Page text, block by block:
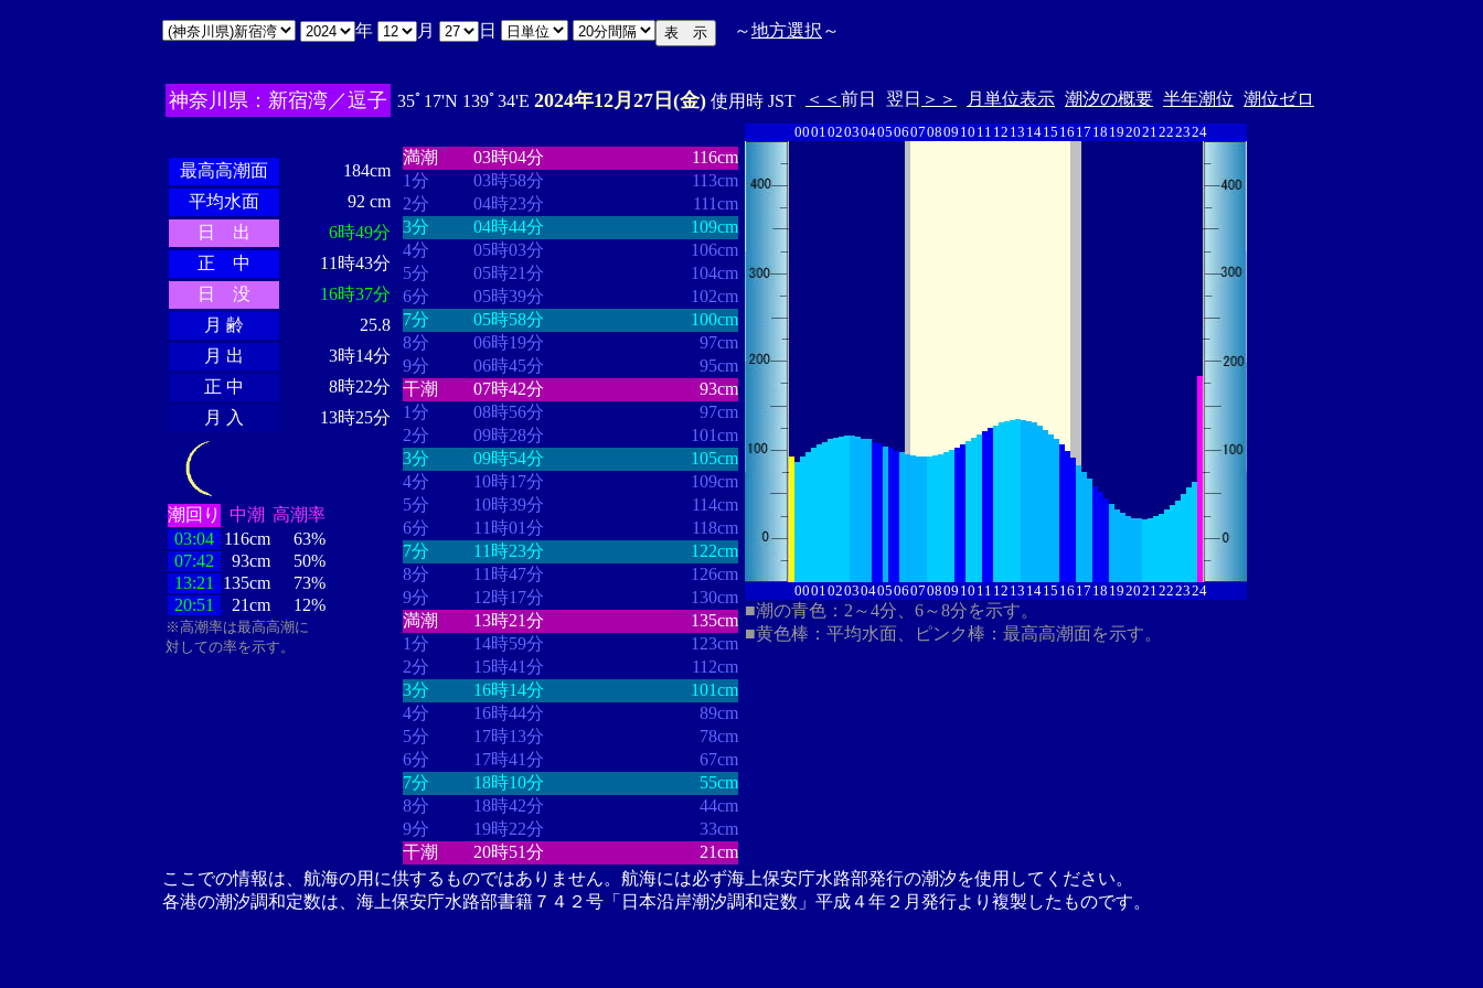
年 月 日 ～地方選択 ～
神奈川県：新宿湾／逗子 35ﾟ17'N 139ﾟ34'E 2024年12月27日(金) 使用時 JST ＜＜ 前日 翌日 ＞＞ 月単位表示 潮汐の概要 半年潮位 潮位ゼロ
最高高潮面
184cm
平均水面
92 cm
日 出
6時49分
正 中
11時43分
日 没
16時37分
月 齢
25.8
月 出
3時14分
正 中
8時22分
月 入
13時25分
潮回り 中潮 高潮率
03:04 116cm
63%
07:42
93cm
50%
13:21
135cm
73%
20:51
21cm 12%
※高潮率は最高高潮に
対しての率を示す。
満潮
03時04分
116cm
1分
03時58分
113cm
2分
04時23分
111cm
3分
04時44分
109cm
4分
05時03分
106cm
5分
05時21分
104cm
6分
05時39分
102cm
7分
05時58分
100cm
8分
06時19分
97cm
9分
06時45分
95cm
干潮
07時42分
93cm
1分
08時56分
97cm
2分
09時28分
101cm
3分
09時54分
105cm
4分
10時17分
109cm
5分
10時39分
114cm
6分
11時01分
118cm
7分
11時23分
122cm
8分
11時47分
126cm
9分
12時17分
130cm
満潮
13時21分
135cm
1分
14時59分
123cm
2分
15時41分
112cm
3分
16時14分
101cm
4分
16時44分
89cm
5分
17時13分
78cm
6分
17時41分
67cm
7分
18時10分
55cm
8分
18時42分
44cm
9分
19時22分
33cm
干潮
20時51分 21cm
00010203040506070809 10 11 12 13 1415 16 17 18 192021222324
00010203040506070809 10 11 12 13 1415 16 17 18 192021222324
■潮の青色：2～4分、6～8分を示す。
■黄色棒：平均水面、ピンク棒：最高高潮面を示す。
ここでの情報は、航海の用に供するものではありません。航海には必ず海上保安庁水路部発行の潮汐を使用してください。
各港の潮汐調和定数は、海上保安庁水路部書籍７４２号「日本沿岸潮汐調和定数」平成４年２月発行より複製したものです。